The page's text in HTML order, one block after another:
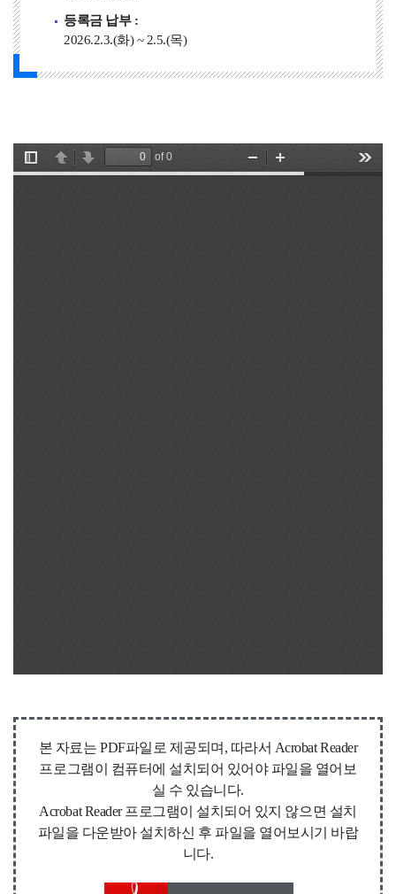
등록금 납부 :
2026.2.3.(화) ~ 2.5.(목)
본 자료는 PDF파일로 제공되며, 따라서 Acrobat Reader
프로그램이 컴퓨터에 설치되어 있어야 파일을 열어보
실 수 있습니다.
Acrobat Reader 프로그램이 설치되어 있지 않으면 설치
파일을 다운받아 설치하신 후 파일을 열어보시기 바랍
니다.